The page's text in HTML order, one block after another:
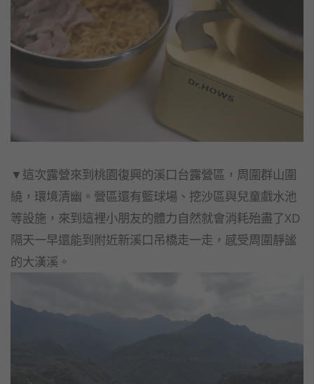
▼這次露營來到桃園復興的溪口台露營區，周圍群山圍
繞，環境清幽。營區還有籃球場、挖沙區與兒童戲水池
等設施，來到這裡小朋友的體力自然就會消耗殆盡了XD
隔天一早還能到附近新溪口吊橋走一走，感受周圍靜謐
的大漢溪。